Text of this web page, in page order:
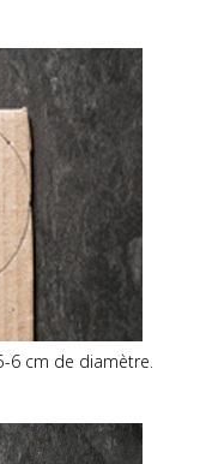
6 cm de diamètre.